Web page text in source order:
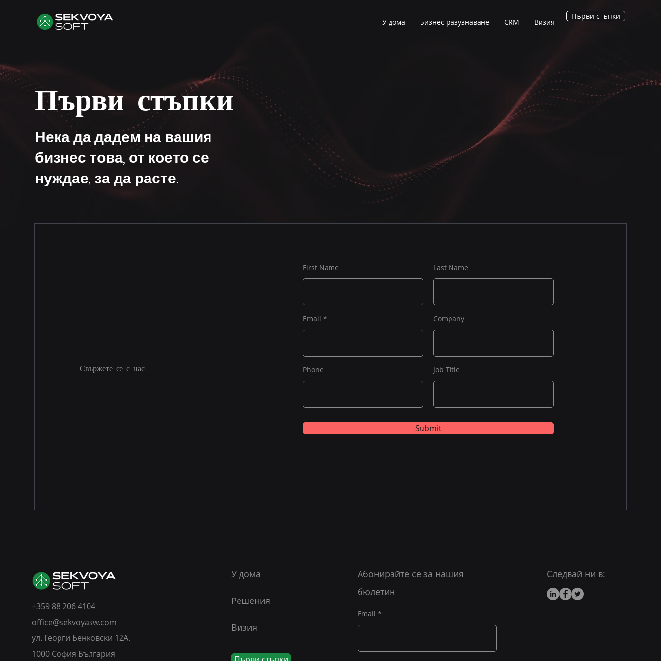
У дома Бизнес разузнаване CRM Визия
Първи стъпки
Първи стъпки
Нека да дадем на вашия
бизнес това, от което се
нуждае, за да расте.
Свържете се с нас
First Name Last Name
Email Company
Phone Job Title
Submit
+359 88 206 4104
office@sekvoyasw.com
ул. Георги Бенковски 12А.
1000 София България
У дома
Решения
Визия
Абонирайте се за нашия
бюлетин
Email
Следвай ни в: